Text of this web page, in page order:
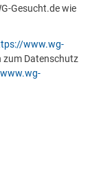
Gesucht.de wie
www.wg-
zum Datenschutz